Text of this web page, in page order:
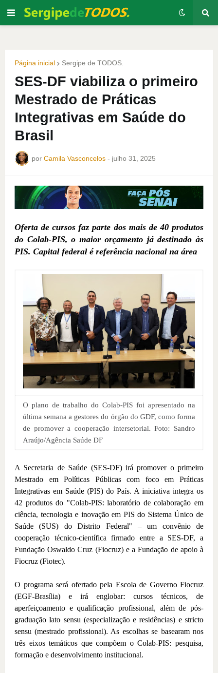
Página inicial Sergipe de TODOS.
SES-DF viabiliza o primeiro
Mestrado de Práticas
Integrativas em Saúde do
Brasil
por Camila Vasconcelos - julho 31, 2025
Oferta de cursos faz parte dos mais de 40 produtos
do Colab-PIS, o maior orçamento já destinado às
PIS. Capital federal é referência nacional na área
O plano de trabalho do Colab-PIS foi apresentado na
última semana a gestores do órgão do GDF, como forma
de promover a cooperação intersetorial. Foto: Sandro
Araújo/Agência Saúde DF
A Secretaria de Saúde (SES-DF) irá promover o primeiro
Mestrado em Políticas Públicas com foco em Práticas
Integrativas em Saúde (PIS) do País. A iniciativa integra os
42 produtos do "Colab-PIS: laboratório de colaboração em
ciência, tecnologia e inovação em PIS do Sistema Único de
Saúde (SUS) do Distrito Federal" – um convênio de
cooperação técnico-científica firmado entre a SES-DF, a
Fundação Oswaldo Cruz (Fiocruz) e a Fundação de apoio à
Fiocruz (Fiotec).
O programa será ofertado pela Escola de Governo Fiocruz
(EGF-Brasília) e irá englobar: cursos técnicos, de
aperfeiçoamento e qualificação profissional, além de pós-
graduação lato sensu (especialização e residências) e stricto
sensu (mestrado profissional). As escolhas se basearam nos
três eixos temáticos que compõem o Colab-PIS: pesquisa,
formação e desenvolvimento institucional.